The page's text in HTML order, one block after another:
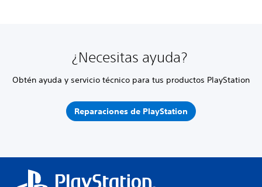
¿Necesitas ayuda?
Obtén ayuda y servicio técnico para tus productos PlayStation
Reparaciones de PlayStation